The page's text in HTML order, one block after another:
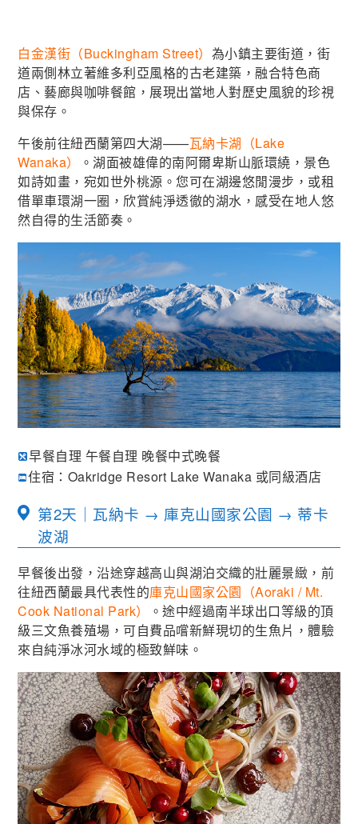
白金漢街（Buckingham Street） 為小鎮主要街道，街
道兩側林立著維多利亞風格的古老建築，融合特色商
店、藝廊與咖啡餐館，展現出當地人對歷史風貌的珍視
與保存。
午後前往紐西蘭第四大湖——瓦納卡湖（Lake
Wanaka）
。湖面被雄偉的南阿爾卑斯山脈環繞，景色
如詩如畫，宛如世外桃源。您可在湖邊悠閒漫步，或租
借單車環湖一圈，欣賞純淨透徹的湖水，感受在地人悠
然自得的生活節奏。
早餐自理 午餐自理 晚餐中式晚餐
住宿：Oakridge Resort Lake Wanaka 或同級酒店
第2天｜瓦納卡 → 庫克山國家公園 → 蒂卡
波湖
早餐後出發，沿途穿越高山與湖泊交織的壯麗景緻，前
往紐西蘭最具代表性的庫克山國家公園（Aoraki / Mt.
Cook National Park）
。途中經過南半球出口等級的頂
級三文魚養殖場，可自費品嚐新鮮現切的生魚片，體驗
來自純淨冰河水域的極致鮮味。